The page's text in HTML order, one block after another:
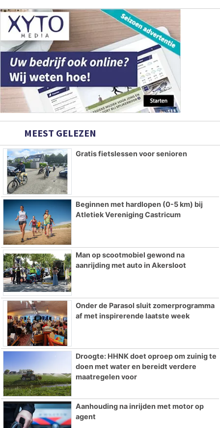
MEEST GELEZEN
Gratis fietslessen voor senioren
Beginnen met hardlopen (0-5 km) bij
Atletiek Vereniging Castricum
Man op scootmobiel gewond na
aanrijding met auto in Akersloot
Onder de Parasol sluit zomerprogramma
af met inspirerende laatste week
Droogte: HHNK doet oproep om zuinig te
doen met water en bereidt verdere
maatregelen voor
Aanhouding na inrijden met motor op
agent